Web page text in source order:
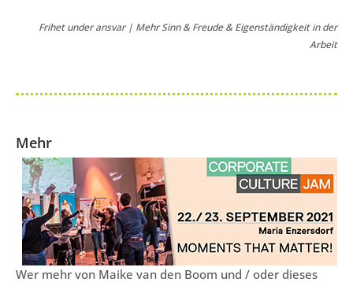
Frihet under ansvar | Mehr Sinn & Freude & Eigenständigkeit in der
Arbeit
Mehr
Wer mehr von Maike van den Boom und / oder dieses